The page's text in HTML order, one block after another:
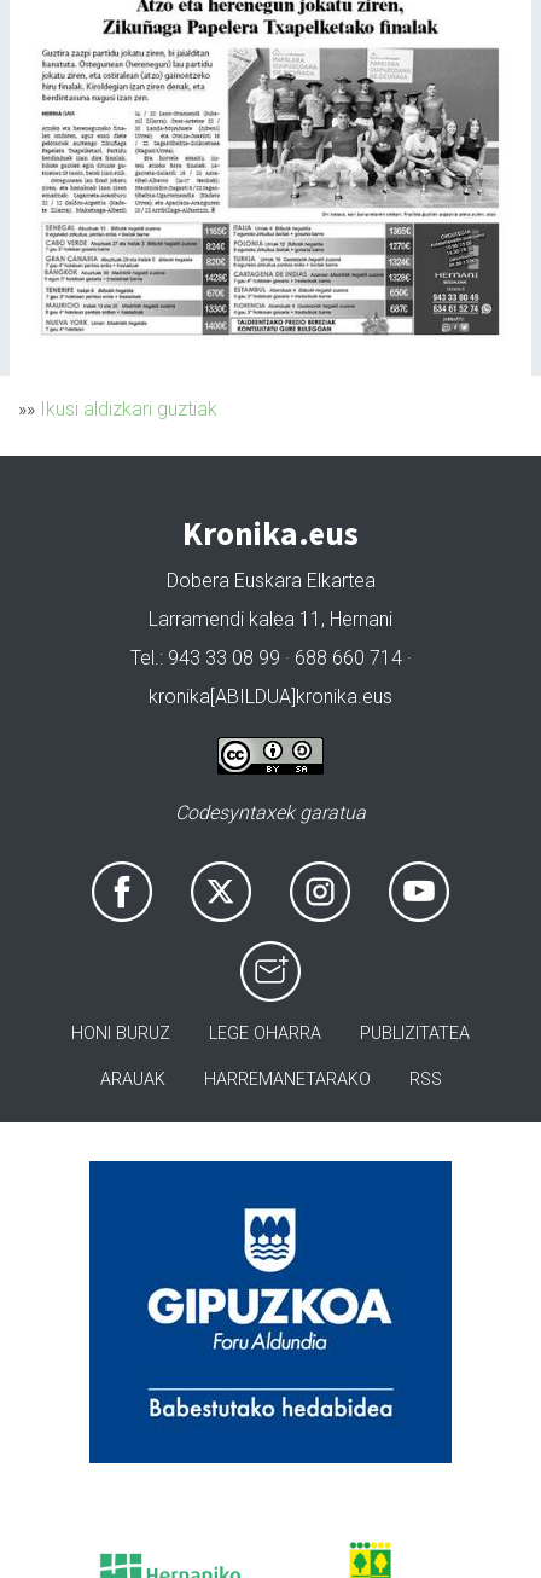
»» Ikusi aldizkari guztiak
Kronika.eus
Dobera Euskara Elkartea
Larramendi kalea 11, Hernani
Tel.: 943 33 08 99 · 688 660 714 ·
kronika[ABILDUA]kronika.eus
Codesyntaxek garatua
HONI BURUZ LEGE OHARRA PUBLIZITATEA
ARAUAK HARREMANETARAKO RSS